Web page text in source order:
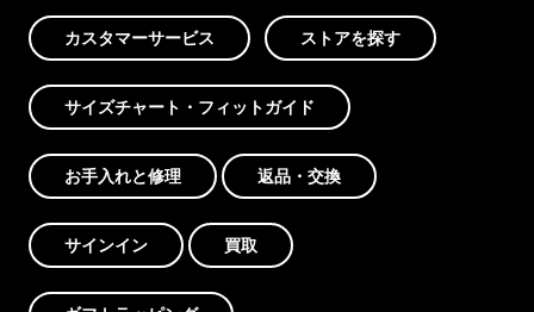
カスタマーサービス ストアを探す
サイズチャート・フィットガイド
お手入れと修理 返品・交換
サインイン 買取